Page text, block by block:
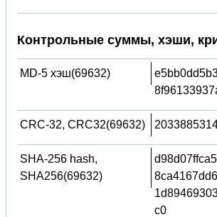
Контрольные суммы, хэши,
MD-5 хэш(69632)
CRC-32, CRC32(69632)
SHA-256 hash,
SHA256(69632)
c0